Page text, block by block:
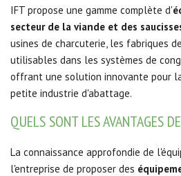
IFT propose une gamme complète d'
secteur de la viande et des
usines de charcuterie, les fabriques
utilisables dans les systèmes de
offrant une solution innovante pour
petite industrie d'abattage.
QUELS SONT LES AVANTAGES
La connaissance approfondie de
l'entreprise de proposer des